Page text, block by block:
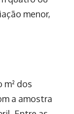
menor,
dos
a amostra